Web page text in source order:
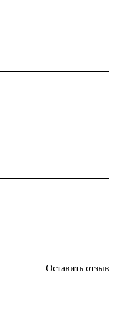
Оставить отзыв